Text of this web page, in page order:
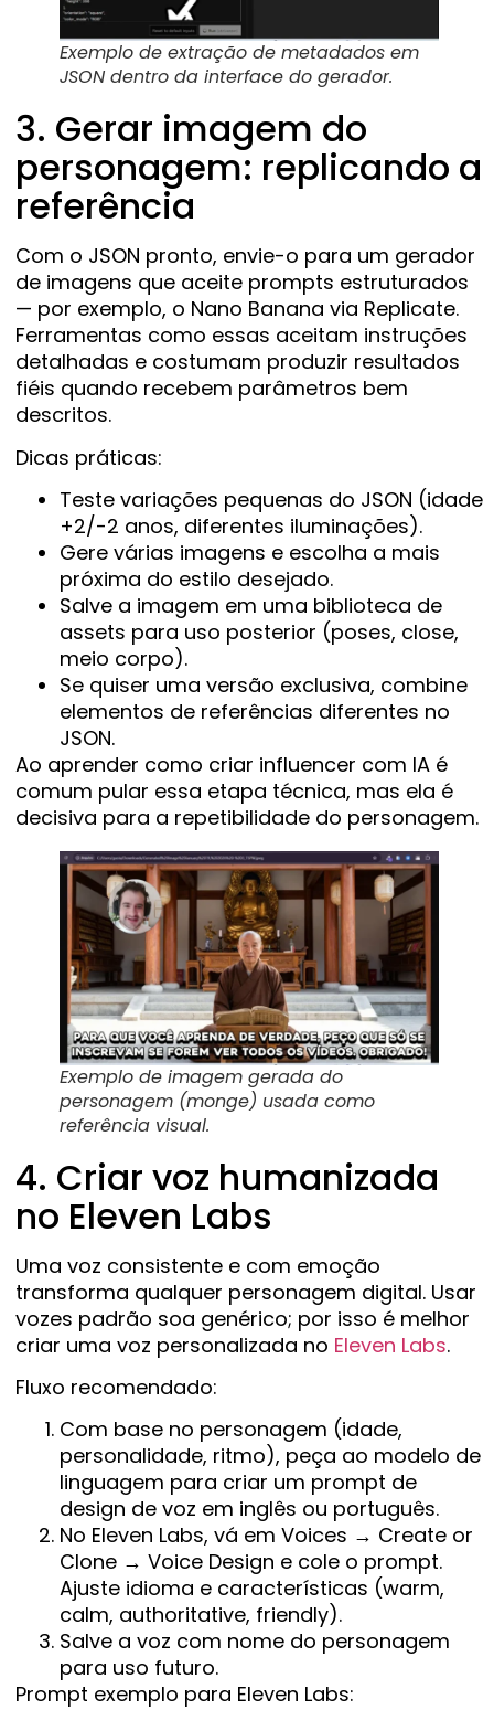
Exemplo de extração de metadados em
JSON dentro da interface do gerador.
3. Gerar imagem do
personagem: replicando a
referência
Com o JSON pronto, envie-o para um gerador
de imagens que aceite prompts estruturados
— por exemplo, o Nano Banana via Replicate.
Ferramentas como essas aceitam instruções
detalhadas e costumam produzir resultados
fiéis quando recebem parâmetros bem
descritos.
Dicas práticas:
Teste variações pequenas do JSON (idade
+2/-2 anos, diferentes iluminações).
Gere várias imagens e escolha a mais
próxima do estilo desejado.
Salve a imagem em uma biblioteca de
assets para uso posterior (poses, close,
meio corpo).
Se quiser uma versão exclusiva, combine
elementos de referências diferentes no
JSON.
Ao aprender como criar influencer com IA é
comum pular essa etapa técnica, mas ela é
decisiva para a repetibilidade do personagem.
Exemplo de imagem gerada do
personagem (monge) usada como
referência visual.
4. Criar voz humanizada
no Eleven Labs
Uma voz consistente e com emoção
transforma qualquer personagem digital. Usar
vozes padrão soa genérico; por isso é melhor
criar uma voz personalizada no Eleven Labs.
Fluxo recomendado:
Com base no personagem (idade,
personalidade, ritmo), peça ao modelo de
linguagem para criar um prompt de
design de voz em inglês ou português.
No Eleven Labs, vá em Voices → Create or
Clone → Voice Design e cole o prompt.
Ajuste idioma e características (warm,
calm, authoritative, friendly).
Salve a voz com nome do personagem
para uso futuro.
Prompt exemplo para Eleven Labs: